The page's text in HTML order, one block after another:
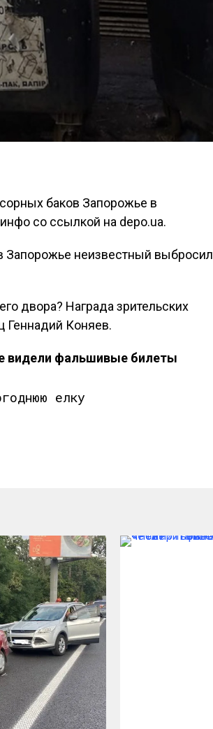
баков Запорожье в
со ссылкой на depo.ua.
Запорожье неизвестный выбросил
двора? Награда зрительских
Геннадий Коняев.
видели фальшивые билеты